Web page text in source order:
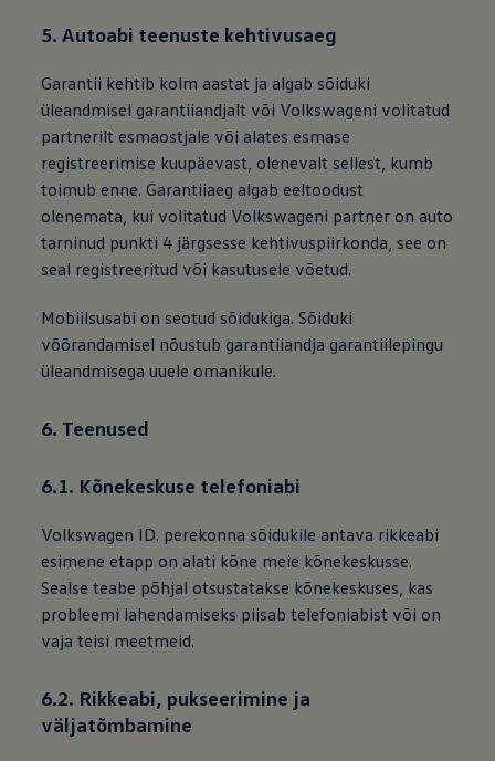
5. Autoabi teenuste kehtivusaeg
Garantii kehtib kolm aastat ja algab sõiduki
üleandmisel garantiiandjalt või Volkswageni volitatud
partnerilt esmaostjale või alates esmase
registreerimise kuupäevast, olenevalt sellest, kumb
toimub enne. Garantiiaeg algab eeltoodust
olenemata, kui volitatud Volkswageni partner on auto
tarninud punkti 4 järgsesse kehtivuspiirkonda, see on
seal registreeritud või kasutusele võetud.
Mobiilsusabi on seotud sõidukiga. Sõiduki
võõrandamisel nõustub garantiiandja garantiilepingu
üleandmisega uuele omanikule.
6. Teenused
6.1. Kõnekeskuse telefoniabi
Volkswagen ID. perekonna sõidukile antava rikkeabi
esimene etapp on alati kõne meie kõnekeskusse.
Sealse teabe põhjal otsustatakse kõnekeskuses, kas
probleemi lahendamiseks piisab telefoniabist või on
vaja teisi meetmeid.
6.2. Rikkeabi, pukseerimine ja
väljatõmbamine